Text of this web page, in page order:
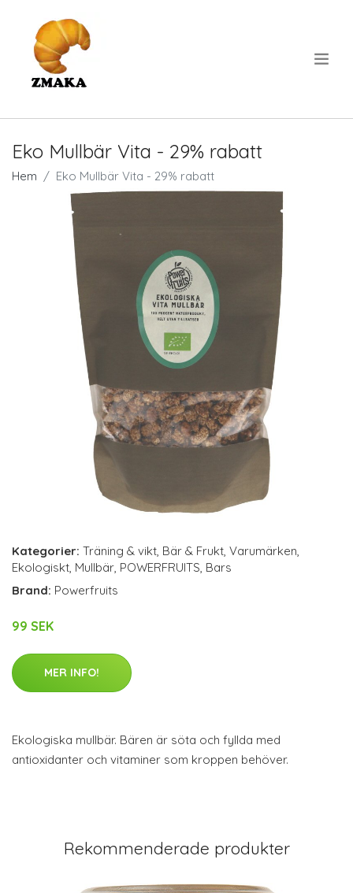
Eko Mullbär Vita - 29% rabatt
Hem Eko Mullbär Vita - 29% rabatt
Kategorier: Träning & vikt, Bär & Frukt, Varumärken,
Ekologiskt, Mullbär, POWERFRUITS, Bars
Brand: Powerfruits
99 SEK
MER INFO!
Ekologiska mullbär. Bären är söta och fyllda med
antioxidanter och vitaminer som kroppen behöver.
Rekommenderade produkter